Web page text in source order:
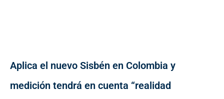
Aplica el nuevo Sisbén en Colombia y
medición tendrá en cuenta “realidad